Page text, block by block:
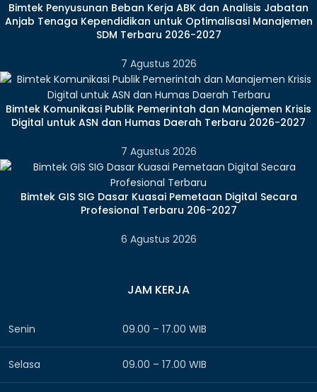
Bimtek Penyusunan Beban Kerja ABK dan Analisis Jabatan
Anjab Tenaga Kependidikan untuk Optimalisasi Manajemen
SDM Terbaru 2026-2027
7 Agustus 2026
Bimtek Komunikasi Publik Pemerintah dan Manajemen Krisis
Digital untuk ASN dan Humas Daerah Terbaru 2026-2027
7 Agustus 2026
Bimtek GIS SIG Dasar Kuasai Pemetaan Digital Secara
Profesional Terbaru 206-2027
6 Agustus 2026
JAM KERJA
Senin 09.00 – 17.00 WIB
Selasa 09.00 – 17.00 WIB